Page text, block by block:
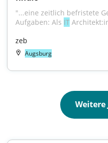
"...eine zeitlich befristete
Aufgaben: Als IT
zeb
Augsburg
Weitere